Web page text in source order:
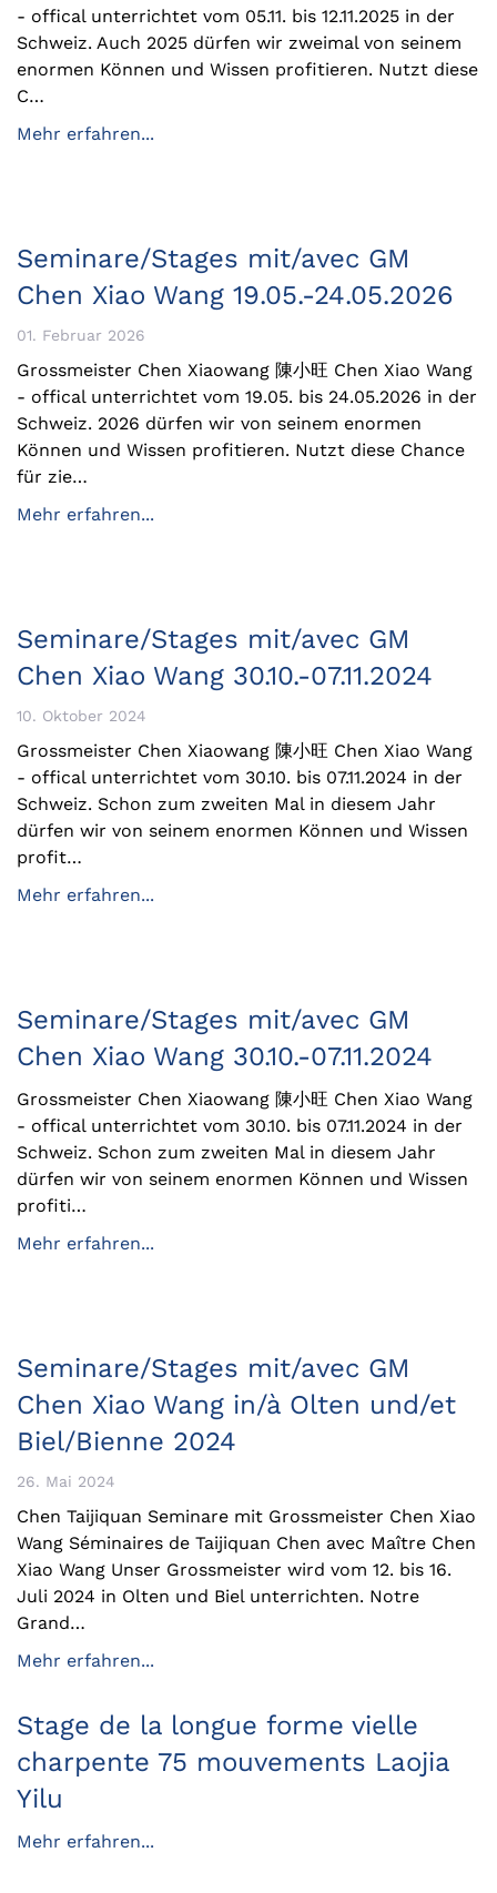
- offical unterrichtet vom 05.11. bis 12.11.2025 in der
Schweiz. Auch 2025 dürfen wir zweimal von seinem
enormen Können und Wissen profitieren. Nutzt diese
C…
Mehr erfahren...
Seminare/Stages mit/avec GM
Chen Xiao Wang 19.05.-24.05.2026
01. Februar 2026
Grossmeister Chen Xiaowang 陳小旺 Chen Xiao Wang
- offical unterrichtet vom 19.05. bis 24.05.2026 in der
Schweiz. 2026 dürfen wir von seinem enormen
Können und Wissen profitieren. Nutzt diese Chance
für zie…
Mehr erfahren...
Seminare/Stages mit/avec GM
Chen Xiao Wang 30.10.-07.11.2024
10. Oktober 2024
Grossmeister Chen Xiaowang 陳小旺 Chen Xiao Wang
- offical unterrichtet vom 30.10. bis 07.11.2024 in der
Schweiz. Schon zum zweiten Mal in diesem Jahr
dürfen wir von seinem enormen Können und Wissen
profit…
Mehr erfahren...
Seminare/Stages mit/avec GM
Chen Xiao Wang 30.10.-07.11.2024
Grossmeister Chen Xiaowang 陳小旺 Chen Xiao Wang
- offical unterrichtet vom 30.10. bis 07.11.2024 in der
Schweiz. Schon zum zweiten Mal in diesem Jahr
dürfen wir von seinem enormen Können und Wissen
profiti…
Mehr erfahren...
Seminare/Stages mit/avec GM
Chen Xiao Wang in/à Olten und/et
Biel/Bienne 2024
26. Mai 2024
Chen Taijiquan Seminare mit Grossmeister Chen Xiao
Wang Séminaires de Taijiquan Chen avec Maître Chen
Xiao Wang Unser Grossmeister wird vom 12. bis 16.
Juli 2024 in Olten und Biel unterrichten. Notre
Grand…
Mehr erfahren...
Stage de la longue forme vielle
charpente 75 mouvements Laojia
Yilu
Mehr erfahren...